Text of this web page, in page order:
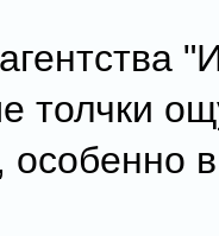
толчки